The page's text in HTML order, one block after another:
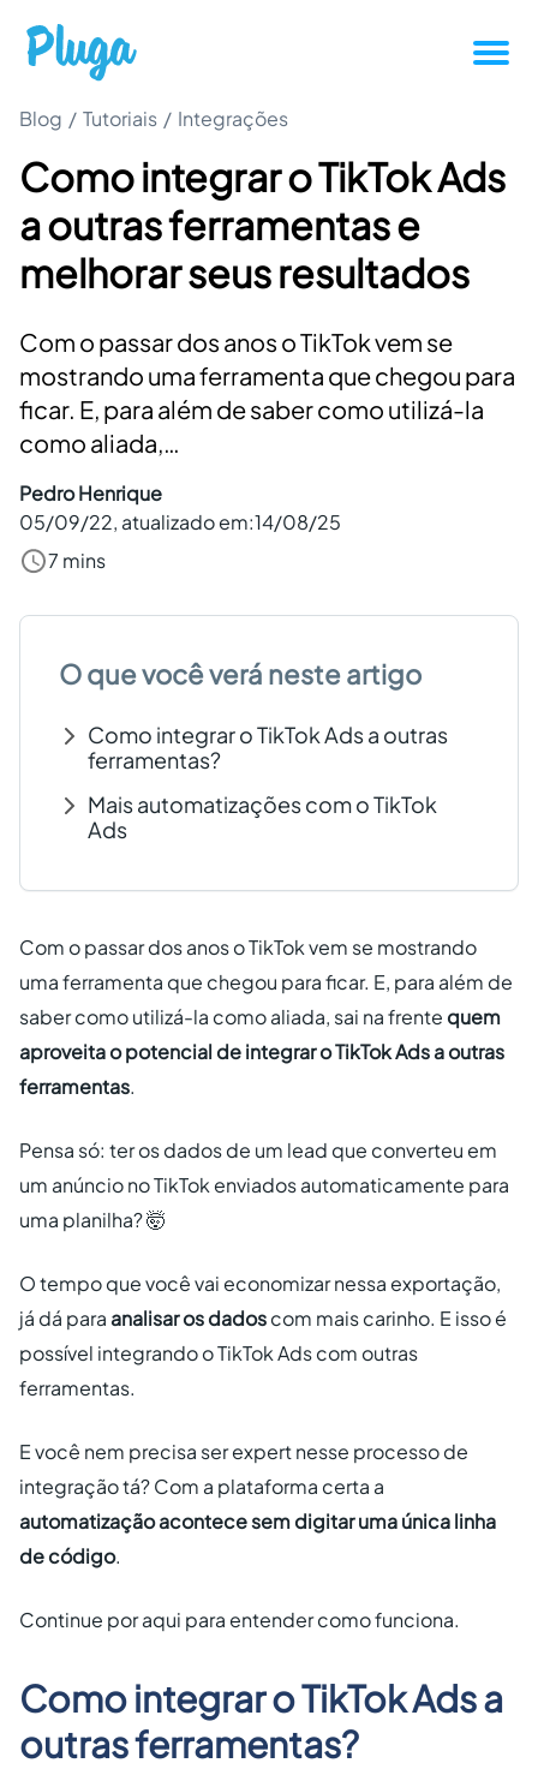
Tutoriais
Produtividade
Novidades da Pluga
Casos de sucesso
Outros
Blog / Tutoriais / Integrações
Como integrar o TikTok Ads
a outras ferramentas e
melhorar seus resultados
Com o passar dos anos o TikTok vem se
mostrando uma ferramenta que chegou para
ficar. E, para além de saber como utilizá-la
como aliada,…
Pedro Henrique
05/09/22, atualizado em:14/08/25
7 mins
O que você verá neste artigo
Como integrar o TikTok Ads a outras
ferramentas?
Mais automatizações com o TikTok
Ads
Com o passar dos anos o TikTok vem se mostrando
uma ferramenta que chegou para ficar. E, para além de
saber como utilizá-la como aliada, sai na frente quem
aproveita o potencial de integrar o TikTok Ads a outras
ferramentas.
Pensa só: ter os dados de um lead que converteu em
um anúncio no TikTok enviados automaticamente para
uma planilha? 🤯
O tempo que você vai economizar nessa exportação,
já dá para analisar os dadoscom mais carinho. E isso é
possível integrando o TikTok Ads com outras
ferramentas.
E você nem precisa ser expert nesse processo de
integração tá? Com a plataforma certa a
automatização acontece sem digitar uma única linha
de código.
Continue por aqui para entender como funciona.
Como integrar o TikTok Ads a
outras ferramentas?